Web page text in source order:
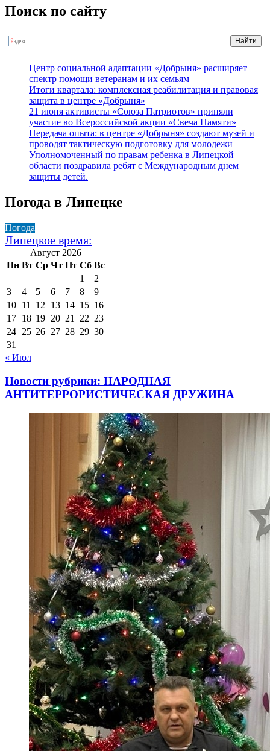
Поиск по сайту
Центр социальной адаптации «Добрыня» расширяет
спектр помощи ветеранам и их семьям
Итоги квартала: комплексная реабилитация и правовая
защита в центре «Добрыня»
21 июня активисты «Союза Патриотов» приняли
участие во Всероссийской акции «Свеча Памяти»
Передача опыта: в центре «Добрыня» создают музей и
проводят тактическую подготовку для молодежи
Уполномоченный по правам ребенка в Липецкой
области поздравила ребят с Международным днем
защиты детей.
Погода в Липецке
Погода
Липецкое время:
Август 2026
Пн Вт Ср Чт Пт Сб Вс
1
2
3
4 5 6 7 8
9
10 11 12 13 14 15 16
17 18 19 20 21 22 23
24 25 26 27 28 29 30
31
« Июл
Новости рубрики: НАРОДНАЯ
АНТИТЕРРОРИСТИЧЕСКАЯ ДРУЖИНА